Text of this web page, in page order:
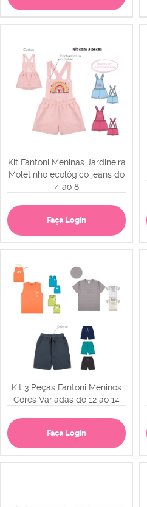
Kit Fantoni Meninas Jardineira
Moletinho ecológico jeans do
4 ao 8
Faça Login
Kit 3 Peças Fantoni Meninos
Cores Variadas do 12 ao 14
Faça Login